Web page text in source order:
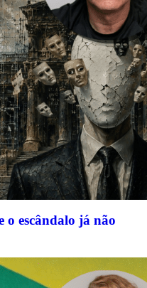
o escândalo já não